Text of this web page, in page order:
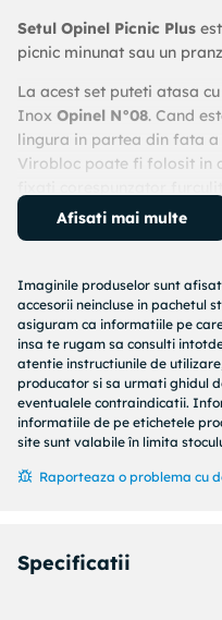
Setul Opinel Picnic Plus
picnic minunat sau un
La acest set puteti atasa
Inox Opinel N°08. Cand
lingura in partea din fata a
Virobloc poate fi folosit in
Setul include:
- 1 insertie furculita;
- 1 laveta din microfibra.
Daca doriti sa folositi
recomandam sa cumparati
Furculita si lingura se
care sunt imbunatatite cu
Dimensiuni laveta: 11 x 4 x 3
Afisati mai multe
Imaginile produselor sunt
accesorii neincluse in pachetul
asiguram ca informatiile pe
insa te rugam sa consulti
atentie instructiunile de
producator si sa urmati ghidul
eventualele contraindicatii.
informatiile de pe etichetele
site sunt valabile în limita
Raporteaza o problema cu
Specificatii